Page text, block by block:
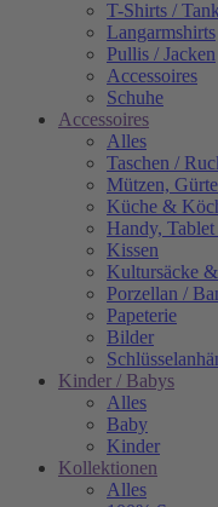
T-Shirts /
Langarmshirts
Pullis / Jacken
Accessoires
Schuhe
Accessoires
Alles
Taschen /
Mützen,
Küche &
Handy,
Kissen
Kultursäcke
Porzellan /
Papeterie
Bilder
Kinder / Babys
Alles
Baby
Kinder
Kollektionen
Alles